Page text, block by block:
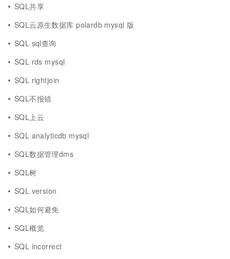
SQL共享
SQL云原生数据库 polardb mysql 版
SQL sql查询
SQL rds mysql
SQL rightjoin
SQL不报错
SQL上云
SQL analyticdb mysql
SQL数据管理dms
SQL树
SQL version
SQL如何避免
SQL概览
SQL incorrect